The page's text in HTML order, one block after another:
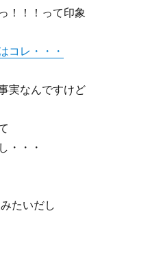
！！！って印象
コレ・・・
実なんですけど
・・・
たいだし